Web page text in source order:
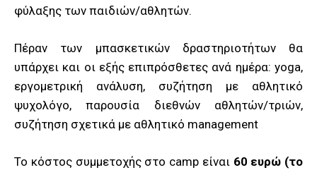
φύλαξης των παιδιών/αθλητών.
Πέραν των μπασκετικών δραστηριοτήτων θα
υπάρχει και οι εξής επιπρόσθετες ανά ημέρα: yoga,
εργομετρική ανάλυση, συζήτηση με αθλητικό
ψυχολόγο, παρουσία διεθνών αθλητών/τριών,
συζήτηση σχετικά με αθλητικό management
Το κόστος συμμετοχής στο camp είναι 60 ευρώ (το